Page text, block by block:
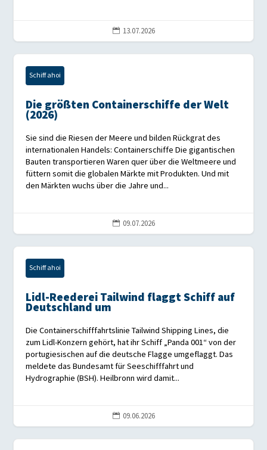
 13.07.2026
Schiff ahoi
Die größten Containerschiffe der Welt
(2026)
Sie sind die Riesen der Meere und bilden Rückgrat des
internationalen Handels: Containerschiffe Die gigantischen
Bauten transportieren Waren quer über die Weltmeere und
füttern somit die globalen Märkte mit Produkten. Und mit
den Märkten wuchs über die Jahre und...
 09.07.2026
Schiff ahoi
Lidl-Reederei Tailwind flaggt Schiff auf
Deutschland um
Die Containerschifffahrtslinie Tailwind Shipping Lines, die
zum Lidl-Konzern gehört, hat ihr Schiff „Panda 001“ von der
portugiesischen auf die deutsche Flagge umgeflaggt. Das
meldete das Bundesamt für Seeschifffahrt und
Hydrographie (BSH). Heilbronn wird damit...
 09.06.2026